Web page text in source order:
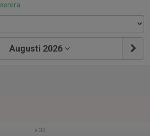
Augusti 2026
v.32